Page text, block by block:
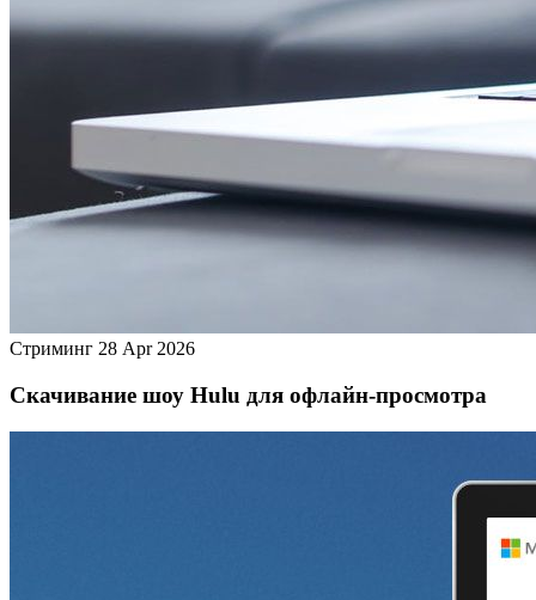
Стриминг 28 Apr 2026
Скачивание шоу Hulu для офлайн‑просмотра